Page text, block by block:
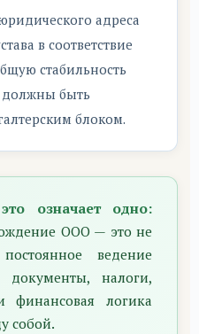
адреса
в соответствие
стабильность
должны быть
блоком.
означает одно:
ООО — это не
ведение
налоги,
финансовая логика
собой.